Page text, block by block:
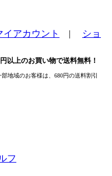
イアカウント |
ショ
円以上のお買い物で送料無料！
地域のお客様は、680円の送料割引
フ